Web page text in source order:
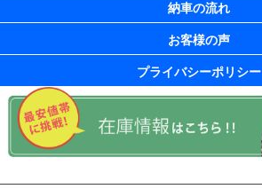
納車の流れ
お客様の声
プライバシーポリシー